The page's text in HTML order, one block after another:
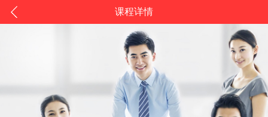
课程详情